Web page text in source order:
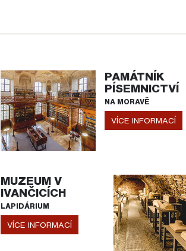
PAMÁTNÍK
PÍSEMNICTVÍ
NA MORAVĚ
VÍCE INFORMACÍ
MUZEUM V
IVANČICÍCH
LAPIDÁRIUM
VÍCE INFORMACÍ